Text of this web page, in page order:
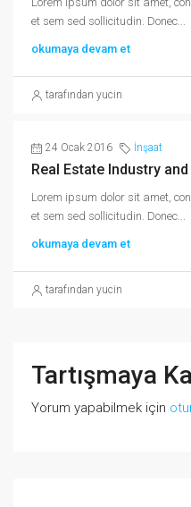
et sem sed sollicitudin. Donec...
okumaya devam et
tarafından yucin
24 Ocak 2016 İnşaat
Real Estate Industry
Lorem ipsum dolor sit amet,
et sem sed sollicitudin. Donec...
okumaya devam et
tarafından yucin
Tartışmaya
Yorum yapabilmek için